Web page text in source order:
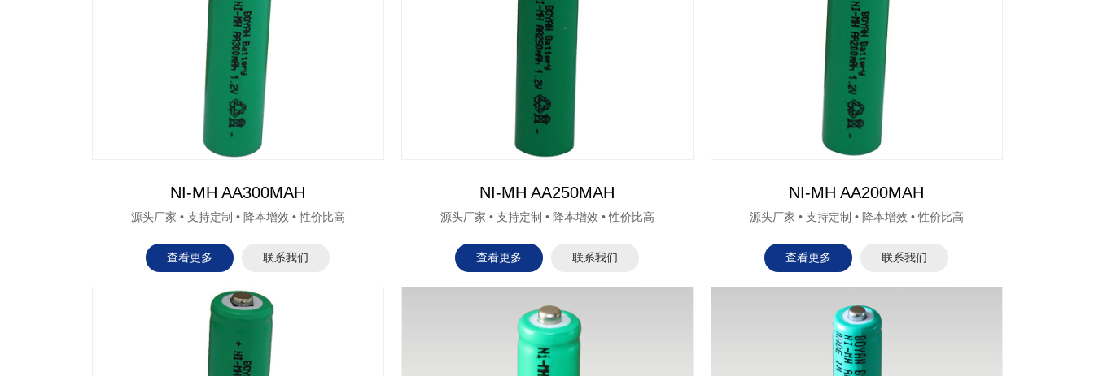
NI-MH AA300MAH
源头厂家 • 支持定制 • 降本增效 • 性价比高
查看更多 联系我们
NI-MH AA250MAH
源头厂家 • 支持定制 • 降本增效 • 性价比高
查看更多 联系我们
NI-MH AA200MAH
源头厂家 • 支持定制 • 降本增效 • 性价比高
查看更多 联系我们